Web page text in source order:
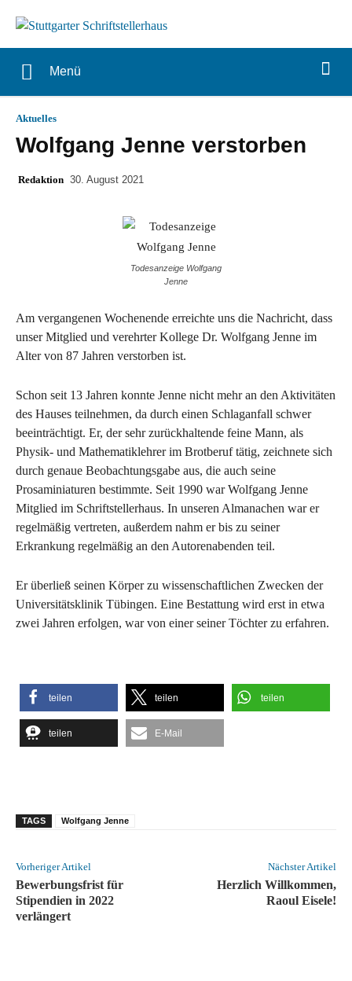
Menü
Aktuelles
Wolfgang Jenne verstorben
Redaktion 30. August 2021
Todesanzeige Wolfgang
Jenne
Am vergangenen Wochenende erreichte uns die Nachricht, dass
unser Mitglied und verehrter Kollege Dr. Wolfgang Jenne im
Alter von 87 Jahren verstorben ist.
Schon seit 13 Jahren konnte Jenne nicht mehr an den Aktivitäten
des Hauses teilnehmen, da durch einen Schlaganfall schwer
beeinträchtigt. Er, der sehr zurückhaltende feine Mann, als
Physik- und Mathematiklehrer im Brotberuf tätig, zeichnete sich
durch genaue Beobachtungsgabe aus, die auch seine
Prosaminiaturen bestimmte. Seit 1990 war Wolfgang Jenne
Mitglied im Schriftstellerhaus. In unseren Almanachen war er
regelmäßig vertreten, außerdem nahm er bis zu seiner
Erkrankung regelmäßig an den Autorenabenden teil.
Er überließ seinen Körper zu wissenschaftlichen Zwecken der
Universitätsklinik Tübingen. Eine Bestattung wird erst in etwa
zwei Jahren erfolgen, war von einer seiner Töchter zu erfahren.
teilen teilen teilen
teilen E-Mail
TAGS Wolfgang Jenne
Vorheriger Artikel
Bewerbungsfrist für
Stipendien in 2022
verlängert
Nächster Artikel
Herzlich Willkommen,
Raoul Eisele!